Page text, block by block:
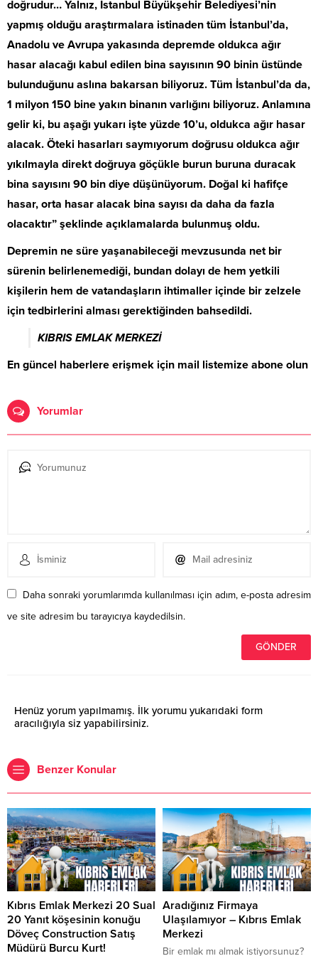
doğrudur… Yalnız, İstanbul Büyükşehir Belediyesi’nin
yapmış olduğu araştırmalara istinaden tüm İstanbul’da,
Anadolu ve Avrupa yakasında depremde oldukca ağır
hasar alacağı kabul edilen bina sayısının 90 binin üstünde
bulunduğunu aslına bakarsan biliyoruz. Tüm İstanbul’da da,
1 milyon 150 bine yakın binanın varlığını biliyoruz. Anlamına
gelir ki, bu aşağı yukarı işte yüzde 10’u, oldukca ağır hasar
alacak. Öteki hasarları saymıyorum doğrusu oldukca ağır
yıkılmayla direkt doğruya göçükle burun buruna duracak
bina sayısını 90 bin diye düşünüyorum. Doğal ki hafifçe
hasar, orta hasar alacak bina sayısı da daha da fazla
olacaktır” şeklinde açıklamalarda bulunmuş oldu.
Depremin ne süre yaşanabileceği mevzusunda net bir
sürenin belirlenemediği, bundan dolayı de hem yetkili
kişilerin hem de vatandaşların ihtimaller içinde bir zelzele
için tedbirlerini alması gerektiğinden bahsedildi.
KIBRIS EMLAK MERKEZİ
En güncel haberlere erişmek için mail listemize abone olun
Yorumlar
Daha sonraki yorumlarımda kullanılması için adım, e-posta adresim
ve site adresim bu tarayıcıya kaydedilsin.
Henüz yorum yapılmamış. İlk yorumu yukarıdaki form
aracılığıyla siz yapabilirsiniz.
Benzer Konular
Kıbrıs Emlak Merkezi 20 Sual
20 Yanıt köşesinin konuğu
Döveç Construction Satış
Müdürü Burcu Kurt!
Aradığınız Firmaya
Ulaşılamıyor – Kıbrıs Emlak
Merkezi
Bir emlak mı almak istiyorsunuz?